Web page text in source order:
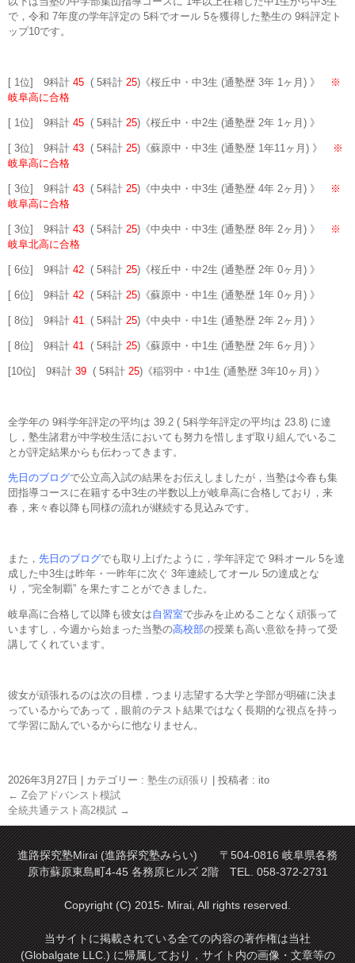
で，令和 7年度の学年評定の 5科でオール 5を獲得した塾生の 9科評定ト
ップ10です。
[ 1位] 9科計 45 ( 5科計 25)《桜丘中・中3生 (通塾歴 3年 1ヶ月) 》
※
岐阜高に合格
[ 1位] 9科計 45 ( 5科計 25)《桜丘中・中2生 (通塾歴 2年 1ヶ月) 》
[ 3位] 9科計 43 ( 5科計 25)《蘇原中・中3生 (通塾歴 1年11ヶ月) 》
※
岐阜高に合格
[ 3位] 9科計 43 ( 5科計 25)《中央中・中3生 (通塾歴 4年 2ヶ月) 》
※
岐阜高に合格
[ 3位] 9科計 43 ( 5科計 25)《中央中・中3生 (通塾歴 8年 2ヶ月) 》
※
岐阜北高に合格
[ 6位] 9科計 42 ( 5科計 25)《桜丘中・中2生 (通塾歴 2年 0ヶ月) 》
[ 6位] 9科計 42 ( 5科計 25)《蘇原中・中1生 (通塾歴 1年 0ヶ月) 》
[ 8位] 9科計 41 ( 5科計 25)《中央中・中1生 (通塾歴 2年 2ヶ月) 》
[ 8位] 9科計 41 ( 5科計 25)《蘇原中・中1生 (通塾歴 2年 6ヶ月) 》
[10位] 9科計 39 ( 5科計 25)《稲羽中・中1生 (通塾歴 3年10ヶ月) 》
全学年の 9科学年評定の平均は 39.2 ( 5科学年評定の平均は 23.8) に達
し，塾生諸君が中学校生活においても努力を惜しまず取り組んでいるこ
とが評定結果からも伝わってきます。
先日のブログで公立高入試の結果をお伝えしましたが，当塾は今春も集
団指導コースに在籍する中3生の半数以上が岐阜高に合格しており，来
春，来々春以降も同様の流れが継続する見込みです。
また， 先日のブログでも取り上げたように，学年評定で 9科オール 5を達
成した中3生は昨年・一昨年に次ぐ 3年連続してオール 5の達成とな
り，“完全制覇” を果たすことができました。
岐阜高に合格して以降も彼女は自習室で歩みを止めることなく頑張って
いますし，今週から始まった当塾の高校部の授業も高い意欲を持って受
講してくれています。
彼女が頑張れるのは次の目標，つまり志望する大学と学部が明確に決ま
っているからであって，眼前のテスト結果ではなく長期的な視点を持っ
て学習に励んでいるからに他なりません。
2026年3月27日 カテゴリー : 塾生の頑張り
投稿者 : ito
← Z会アドバンスト模試
全統共通テスト高2模試 →
進路探究塾Mirai (進路探究塾みらい) 〒504-0816 岐阜県各務
原市蘇原東島町4-45 各務原ヒルズ 2階 TEL. 058-372-2731
Copyright (C) 2015- Mirai, All rights reserved.
当サイトに掲載されている全ての内容の著作権は当社
(Globalgate LLC.) に帰属しており，サイト内の画像・文章等の